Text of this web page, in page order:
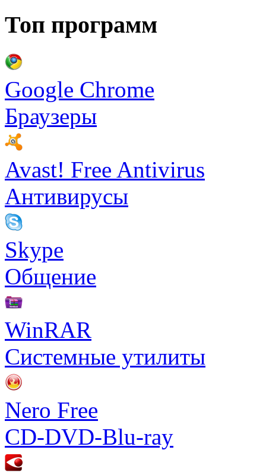
Топ программ
Google Chrome
Браузеры
Avast! Free Antivirus
Антивирусы
Skype
Общение
WinRAR
Системные утилиты
Nero Free
CD-DVD-Blu-ray